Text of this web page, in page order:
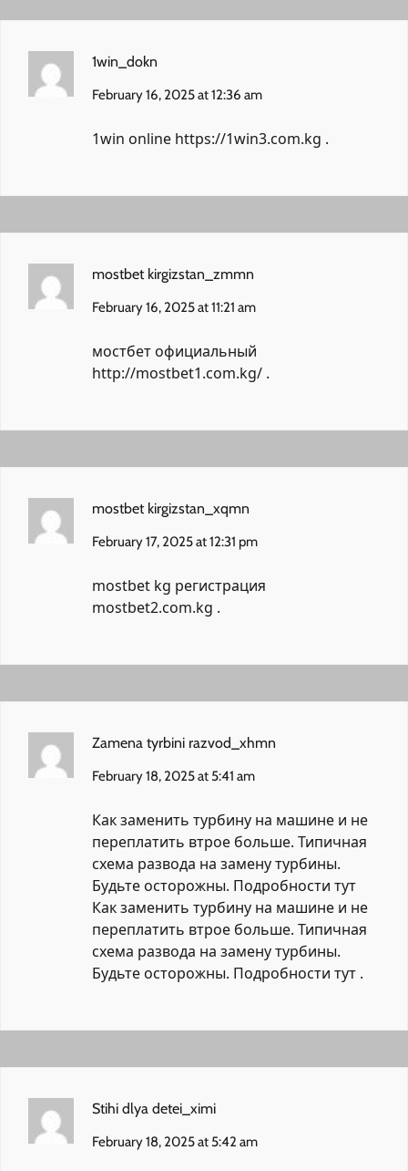
1win_dokn
February 16, 2025 at 12:36 am
1win online https://1win3.com.kg .
mostbet kirgizstan_zmmn
February 16, 2025 at 11:21 am
мостбет официальный
http://mostbet1.com.kg/ .
mostbet kirgizstan_xqmn
February 17, 2025 at 12:31 pm
mostbet kg регистрация
mostbet2.com.kg .
Zamena tyrbini razvod_xhmn
February 18, 2025 at 5:41 am
Как заменить турбину на машине и не
переплатить втрое больше. Типичная
схема развода на замену турбины.
Будьте осторожны. Подробности тут
Как заменить турбину на машине и не
переплатить втрое больше. Типичная
схема развода на замену турбины.
Будьте осторожны. Подробности тут .
Stihi dlya detei_ximi
February 18, 2025 at 5:42 am